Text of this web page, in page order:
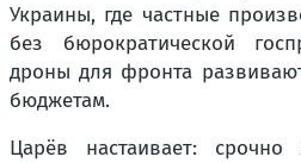
Украины, где частные
без бюрократической
дроны для фронта
бюджетам.
Царёв настаивает: срочно